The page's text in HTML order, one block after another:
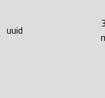
uuid
3